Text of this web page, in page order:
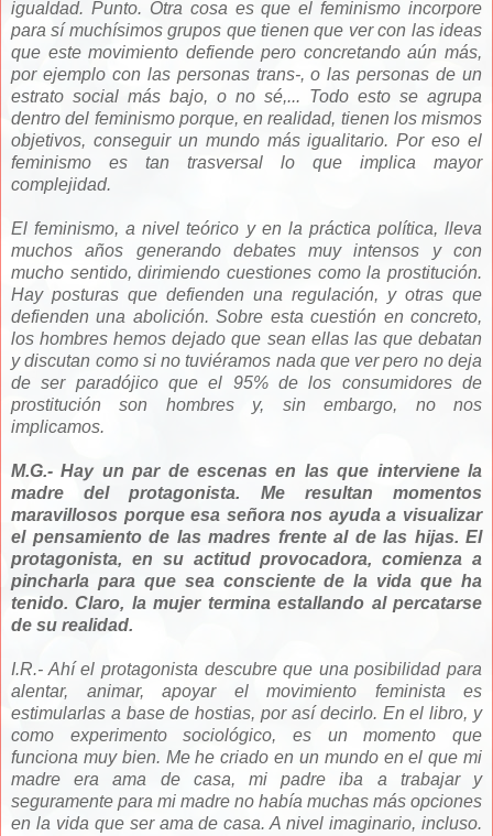
igualdad. Punto. Otra cosa es que el feminismo incorpore
para sí muchísimos grupos que tienen que ver con las ideas
que este movimiento defiende pero concretando aún más,
por ejemplo con las personas trans-, o las personas de un
estrato social más bajo, o no sé,... Todo esto se agrupa
dentro del feminismo porque, en realidad, tienen los mismos
objetivos, conseguir un mundo más igualitario. Por eso el
feminismo es tan trasversal lo que implica mayor
complejidad.
El feminismo, a nivel teórico y en la práctica política, lleva
muchos años generando debates muy intensos y con
mucho sentido, dirimiendo cuestiones como la prostitución.
Hay posturas que defienden una regulación, y otras que
defienden una abolición. Sobre esta cuestión en concreto,
los hombres hemos dejado que sean ellas las que debatan
y discutan como si no tuviéramos nada que ver pero no deja
de ser paradójico que el 95% de los consumidores de
prostitución son hombres y, sin embargo, no nos
implicamos.
M.G.- Hay un par de escenas en las que interviene la
madre del protagonista. Me resultan momentos
maravillosos porque esa señora nos ayuda a visualizar
el pensamiento de las madres frente al de las hijas. El
protagonista, en su actitud provocadora, comienza a
pincharla para que sea consciente de la vida que ha
tenido. Claro, la mujer termina estallando al percatarse
de su realidad.
I.R.- Ahí el protagonista descubre que una posibilidad para
alentar, animar, apoyar el movimiento feminista es
estimularlas a base de hostias, por así decirlo. En el libro, y
como experimento sociológico, es un momento que
funciona muy bien. Me he criado en un mundo en el que mi
madre era ama de casa, mi padre iba a trabajar y
seguramente para mi madre no había muchas más opciones
en la vida que ser ama de casa. A nivel imaginario, incluso.